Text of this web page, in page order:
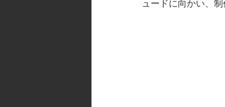
ュードに向かい、制